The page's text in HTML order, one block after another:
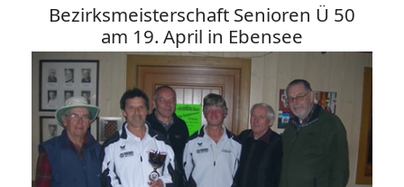
Bezirksmeisterschaft Senioren Ü 50
am 19. April in Ebensee